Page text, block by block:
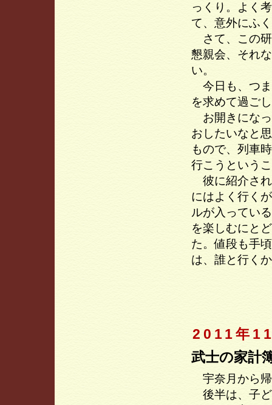
っくり。よく
て、意外にふ
さて、この研
懇親会、それ
い。
今日も、つま
を求めて過ご
お開きになっ
おしたいなと
もので、列車
行こうという
彼に紹介され
にはよく行く
ルが入ってい
を楽しむにと
た。値段も手
は、誰と行く
2011年
武士の家計
宇奈月から帰
後半は、子ど